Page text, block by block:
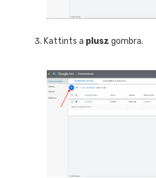
Kattints a plusz gombra.